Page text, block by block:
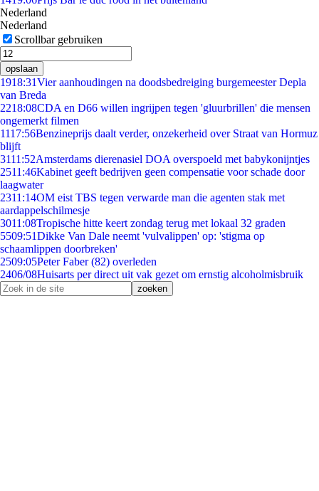
Nederland
Nederland
Scrollbar gebruiken
opslaan
1918:31Vier aanhoudingen na doodsbedreiging burgemeester Depla
van Breda
2218:08CDA en D66 willen ingrijpen tegen 'gluurbrillen' die mensen
ongemerkt filmen
1117:56Benzineprijs daalt verder, onzekerheid over Straat van Hormuz
blijft
3111:52Amsterdams dierenasiel DOA overspoeld met babykonijntjes
2511:46Kabinet geeft bedrijven geen compensatie voor schade door
laagwater
2311:14OM eist TBS tegen verwarde man die agenten stak met
aardappelschilmesje
3011:08Tropische hitte keert zondag terug met lokaal 32 graden
5509:51Dikke Van Dale neemt 'vulvalippen' op: 'stigma op
schaamlippen doorbreken'
2509:05Peter Faber (82) overleden
2406/08Huisarts per direct uit vak gezet om ernstig alcoholmisbruik